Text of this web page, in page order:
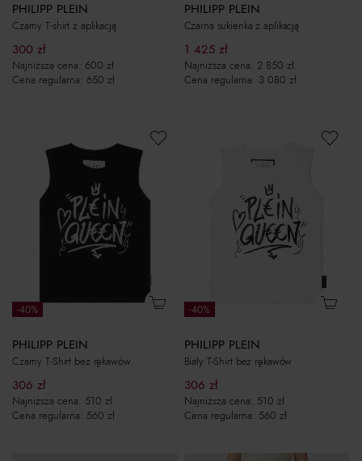
PHILIPP PLEIN
Czarny T-shirt z aplikacją
300 zł
Najniższa cena: 600 zł
Cena regularna: 650 zł
PHILIPP PLEIN
Czarna sukienka z aplikacją
1 425 zł
Najniższa cena: 2 850 zł
Cena regularna: 3 080 zł
-40%
PHILIPP PLEIN
Czarny T-Shirt bez rękawów
306 zł
Najniższa cena: 510 zł
Cena regularna: 560 zł
-40%
PHILIPP PLEIN
Biały T-Shirt bez rękawów
306 zł
Najniższa cena: 510 zł
Cena regularna: 560 zł